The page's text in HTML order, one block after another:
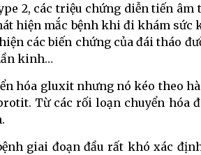
2, các triệu chứng diễn tiến âm
hiện mắc bệnh khi đi khám sức
các biến chứng của đái tháo
kinh…
hóa gluxit nhưng nó kéo theo
Từ các rối loạn chuyển hóa
giai đoạn đầu rất khó xác